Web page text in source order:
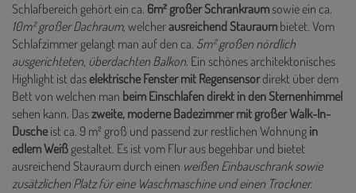
Schlafbereich gehört ein ca. 6m² großer Schrankraum sowie ein ca.
10m² großer Dachraum, welcherausreichend Stauraum bietet. Vom
Schlafzimmer gelangt man auf den ca. 5m² großen nördlich
ausgerichteten, überdachten Balkon. Ein schönes architektonisches
Highlight ist daselektrische Fenster mit Regensensordirekt über dem
Bett von welchen man beim Einschlafen direkt in den Sternenhimmel
sehen kann. Daszweite, moderne Badezimmer mit großer Walk-In-
Duscheist ca. 9 m² groß und passend zur restlichen Wohnung in
edlem Weiß gestaltet. Es ist vom Flur aus begehbar und bietet
ausreichend Stauraum durch einen weißen Einbauschrank sowie
zusätzlichen Platz für eine Waschmaschine und einen Trockner.